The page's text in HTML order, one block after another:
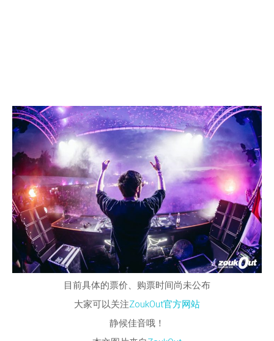
目前具体的票价、购票时间尚未公布
大家可以关注ZoukOut官方网站
静候佳音哦！